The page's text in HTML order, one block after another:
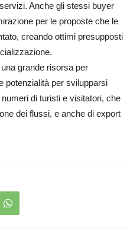
Anche gli stessi buyer
per le proposte che le
creando ottimi presupposti
grande risorsa per
potenzialità per svilupparsi
di turisti e visitatori, che
dei flussi, e anche di export